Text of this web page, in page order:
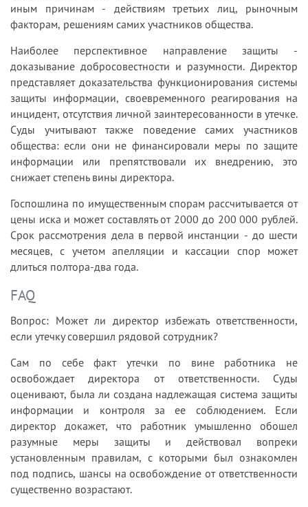
иным причинам - действиям третьих лиц, рыночным
факторам, решениям самих участников общества.
Наиболее перспективное направление защиты -
доказывание добросовестности и разумности. Директор
представляет доказательства функционирования системы
защиты информации, своевременного реагирования на
инцидент, отсутствия личной заинтересованности в утечке.
Суды учитывают также поведение самих участников
общества: если они не финансировали меры по защите
информации или препятствовали их внедрению, это
снижает степень вины директора.
Госпошлина по имущественным спорам рассчитывается от
цены иска и может составлять от 2000 до 200 000 рублей.
Срок рассмотрения дела в первой инстанции - до шести
месяцев, с учетом апелляции и кассации спор может
длиться полтора-два года.
FAQ
Вопрос: Может ли директор избежать ответственности,
если утечку совершил рядовой сотрудник?
Сам по себе факт утечки по вине работника не
освобождает директора от ответственности. Суды
оценивают, была ли создана надлежащая система защиты
информации и контроля за ее соблюдением. Если
директор докажет, что работник умышленно обошел
разумные меры защиты и действовал вопреки
установленным правилам, с которыми был ознакомлен
под подпись, шансы на освобождение от ответственности
существенно возрастают.